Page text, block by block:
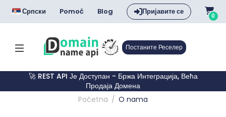
Српски Pomoć Blog Пријавите се 0
Постаните Реселер
🚀 REST API Је Доступан - Бржа Интеграција, Већа
Продаја Домена
Početna
O nama